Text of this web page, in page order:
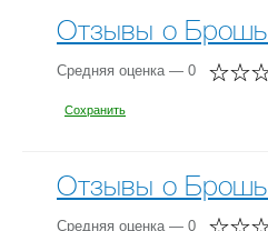
Отзывы о Брошь
Средняя оценка — 0
Сохранить
Отзывы о Брошь
Средняя оценка — 0